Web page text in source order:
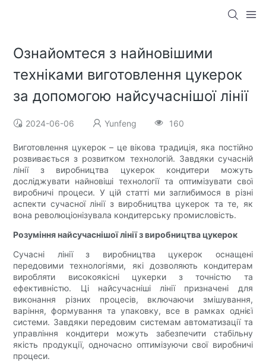
Ознайомтеся з найновішими
техніками виготовлення цукерок
за допомогою найсучаснішої лінії
2024-06-06 Yunfeng 160
Виготовлення цукерок – це вікова традиція, яка постійно
розвивається з розвитком технологій. Завдяки сучасній
лінії з виробництва цукерок кондитери можуть
досліджувати найновіші технології та оптимізувати свої
виробничі процеси. У цій статті ми заглибимося в різні
аспекти сучасної лінії з виробництва цукерок та те, як
вона революціонізувала кондитерську промисловість.
Розуміння найсучаснішої лінії з виробництва цукерок
Сучасні лінії з виробництва цукерок оснащені
передовими технологіями, які дозволяють кондитерам
виробляти високоякісні цукерки з точністю та
ефективністю. Ці найсучасніші лінії призначені для
виконання різних процесів, включаючи змішування,
варіння, формування та упаковку, все в рамках однієї
системи. Завдяки передовим системам автоматизації та
управління кондитери можуть забезпечити стабільну
якість продукції, одночасно оптимізуючи свої виробничі
процеси.